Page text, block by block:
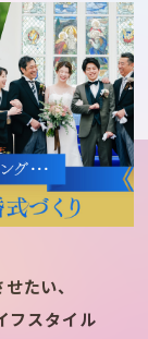
たい、
フスタイル